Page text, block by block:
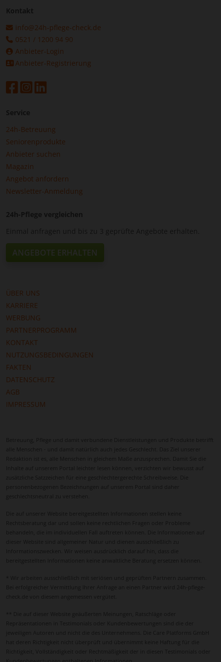
Kontakt
info@24h-pflege-check.de
0521 / 1200 94 90
Anbieter-Login
Anbieter-Registrierung
Service
24h-Betreuung
Seniorenprodukte
Anbieter suchen
Magazin
Angebot anfordern
Newsletter-Anmeldung
24h-Pflege vergleichen
Einmal anfragen und bis zu 3 geprüfte Angebote erhalten.
ANGEBOTE ERHALTEN
ÜBER UNS
KARRIERE
WERBUNG
PARTNERPROGRAMM
KONTAKT
NUTZUNGSBEDINGUNGEN
FAKTEN
DATENSCHUTZ
AGB
IMPRESSUM
Betreuung, Pflege und damit verbundene Dienstleistungen und Produkte betrifft
alle Menschen - und damit natürlich auch jedes Geschlecht. Das Ziel unserer
Redaktion ist es, alle Menschen in gleichem Maße anzusprechen. Damit Sie die
Inhalte auf unserem Portal leichter lesen können, verzichten wir bewusst auf
zusätzliche Satzzeichen für eine geschlechtergerechte Schreibweise. Die
personenbezogenen Bezeichnungen auf unserem Portal sind daher
geschlechtsneutral zu verstehen.
Die auf unserer Website bereitgestellten Informationen stellen keine
Rechtsberatung dar und sollen keine rechtlichen Fragen oder Probleme
behandeln, die im individuellen Fall auftreten können. Die Informationen auf
dieser Website sind allgemeiner Natur und dienen ausschließlich zu
Informationszwecken. Wir weisen ausdrücklich darauf hin, dass die
bereitgestellten Informationen keine anwaltliche Beratung ersetzen können.
* Wir arbeiten ausschließlich mit seriösen und geprüften Partnern zusammen.
Bei erfolgreicher Vermittlung Ihrer Anfrage an einen Partner wird 24h-pflege-
check.de von diesem angemessen vergütet.
** Die auf dieser Website geäußerten Meinungen, Ratschläge oder
Repräsentationen in Testimonials oder Kundenbewertungen sind die der
jeweiligen Autoren und nicht die des Unternehmens. Die Care Platforms GmbH
hat deren Richtigkeit nicht überprüft und übernimmt keine Haftung für die
Richtigkeit, Vollständigkeit oder Rechtmäßigkeit der in diesen Testimonials oder